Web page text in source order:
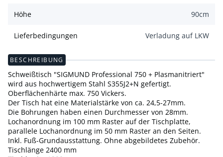
Höhe 90cm
Lieferbedingungen Verladung auf LKW
BESCHREIBUNG
Schweißtisch "SIGMUND Professional 750 + Plasmanitriert"
wird aus hochwertigem Stahl S355J2+N gefertigt.
Oberflächenhärte max. 750 Vickers.
Der Tisch hat eine Materialstärke von ca. 24,5-27mm.
Die Bohrungen haben einen Durchmesser von 28mm.
Lochanordnung im 100 mm Raster auf der Tischplatte,
parallele Lochanordnung im 50 mm Raster an den Seiten.
Inkl. Fuß-Grundausstattung. Ohne abgebildetes Zubehör.
Tischlänge 2400 mm